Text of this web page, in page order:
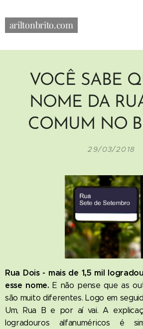
ariltonbrito.com
VOCÊ SABE
NOME DA
COMUM NO
29/03/2018
Rua Dois - mais de 1,5 mil
esse nome. E não pense que as
são muito diferentes. Logo em
Um, Rua B e por aí vai. A
logradouros alfanuméricos é